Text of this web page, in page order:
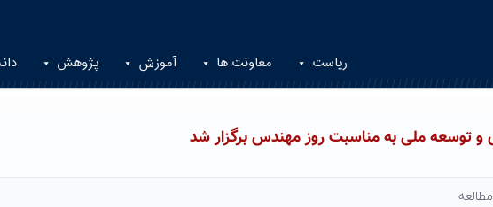
ریاست معاونت ها آموزش پژوهش
و توسعه ملی به مناسبت روز مهندس برگزار شد